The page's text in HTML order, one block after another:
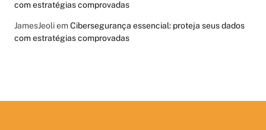
com estratégias comprovadas
JamesJeoliemCibersegurança essencial: proteja seus dados
com estratégias comprovadas